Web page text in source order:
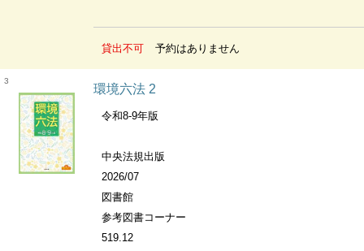
貸出不可 予約はありません
3
環境六法 2
令和8-9年版
中央法規出版
2026/07
図書館
参考図書コーナー
519.12